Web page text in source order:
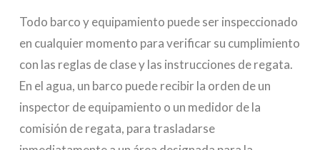
Todo barco y equipamiento puede ser inspeccionado
en cualquier momento para verificar su cumplimiento
con las reglas de clase y las instrucciones de regata.
En el agua, un barco puede recibir la orden de un
inspector de equipamiento o un medidor de la
comisión de regata, para trasladarse